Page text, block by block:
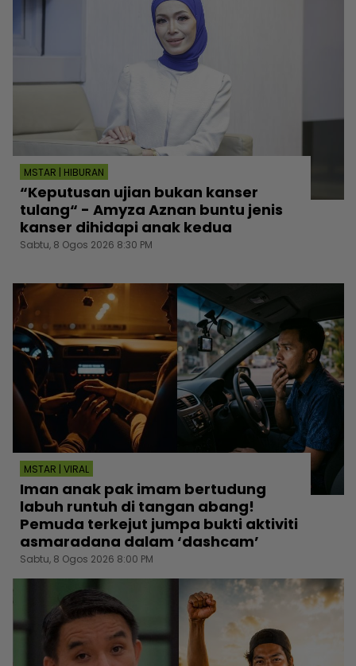
MSTAR | HIBURAN
“Keputusan ujian bukan kanser
tulang“ - Amyza Aznan buntu jenis
kanser dihidapi anak kedua
Sabtu, 8 Ogos 2026 8:30 PM
MSTAR | VIRAL
Iman anak pak imam bertudung
labuh runtuh di tangan abang!
Pemuda terkejut jumpa bukti aktiviti
asmaradana dalam ‘dashcam’
Sabtu, 8 Ogos 2026 8:00 PM